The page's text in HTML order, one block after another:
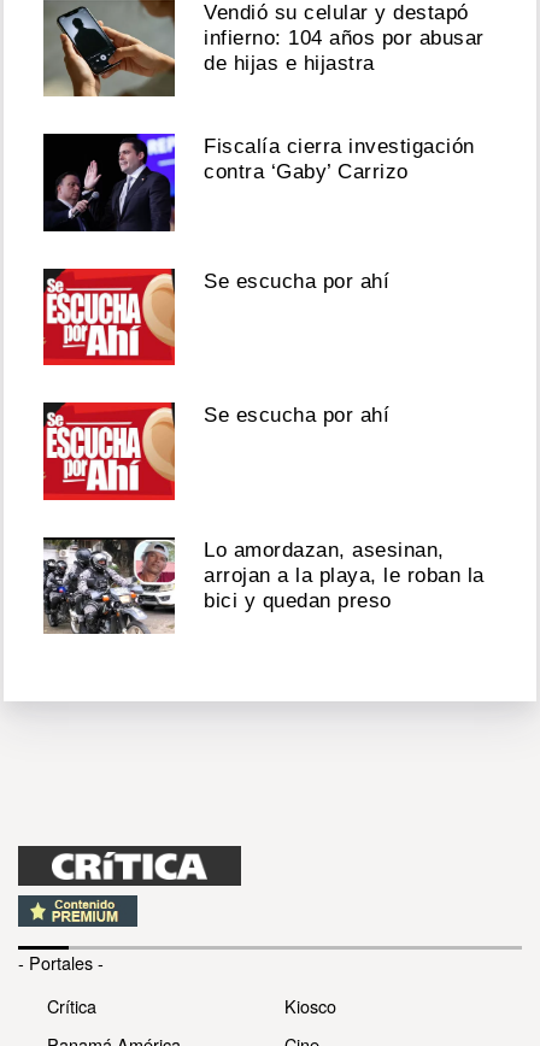
Vendió su celular y destapó
infierno: 104 años por abusar
de hijas e hijastra
Fiscalía cierra investigación
contra ‘Gaby’ Carrizo
Se escucha por ahí
Se escucha por ahí
Lo amordazan, asesinan,
arrojan a la playa, le roban la
bici y quedan preso
- Portales -
Crítica
Kiosco